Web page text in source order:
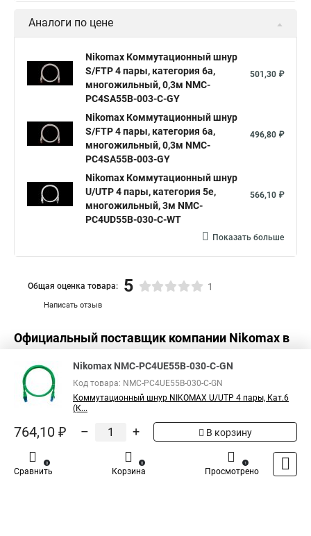
Аналоги по цене
Nikomax Коммутационный шнур
S/FTP 4 пары, категория 6a,
многожильный, 0,3м NMC-
PC4SA55B-003-C-GY
501,30 ₽
Nikomax Коммутационный шнур
S/FTP 4 пары, категория 6a,
многожильный, 0,3м NMC-
PC4SA55B-003-GY
496,80 ₽
Nikomax Коммутационный шнур
U/UTP 4 пары, категория 5е,
многожильный, 3м NMC-
PC4UD55B-030-C-WT
566,10 ₽
Показать больше
Написать отзыв
Общая оценка товара: 5 1
Официальный поставщик компании Nikomax в
Nikomax NMC-PC4UE55B-030-C-GN
Код товара: NMC-PC4UE55B-030-C-GN
Коммутационный шнур NIKOMAX U/UTP 4 пары, Кат.6
(К...
764,10 ₽ – + В корзину
Сравнить
0
Корзина
0
Просмотрено
1